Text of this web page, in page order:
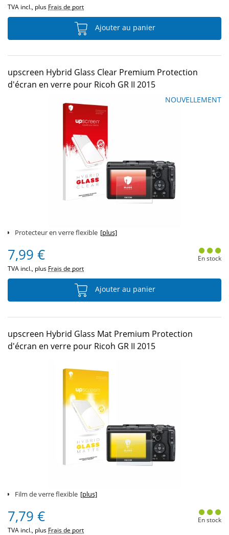
TVA incl., plus Frais de port
Ajouter au panier
upscreen Hybrid Glass Clear Premium Protection
d'écran en verre pour Ricoh GR II 2015
NOUVELLEMENT
Protecteur en verre flexible [plus]
7,99 €
TVA incl., plus Frais de port
En stock
Ajouter au panier
upscreen Hybrid Glass Mat Premium Protection
d'écran en verre pour Ricoh GR II 2015
Film de verre flexible [plus]
7,79 €
TVA incl., plus Frais de port
En stock